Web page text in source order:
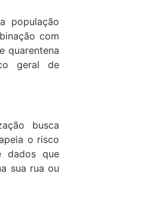
população
com
quarentena
geral de
busca
o risco
dados que
sua rua ou